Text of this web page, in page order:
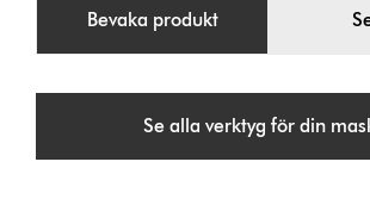
Bevaka produkt
Se alla verktyg för din